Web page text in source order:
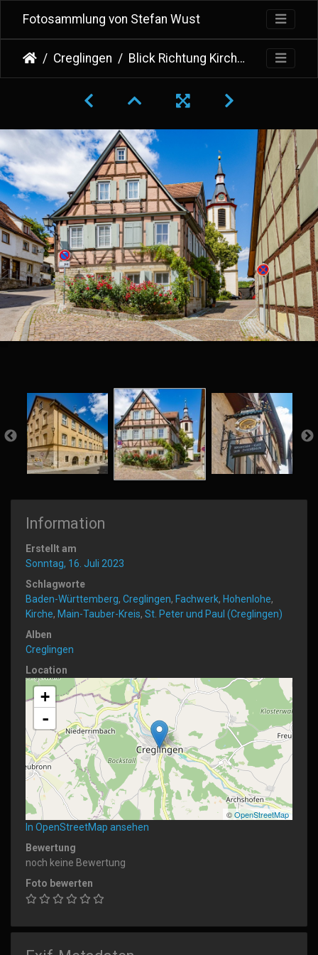
Fotosammlung von Stefan Wust
Creglingen Blick Richtung Kirchplatz
Information
Erstellt am
Sonntag, 16. Juli 2023
Schlagworte
Baden-Württemberg, Creglingen, Fachwerk, Hohenlohe,
Kirche, Main-Tauber-Kreis, St. Peter und Paul (Creglingen)
Alben
Creglingen
Location
+
-
©OpenStreetMap
In OpenStreetMap ansehen
Bewertung
noch keine Bewertung
Foto bewerten